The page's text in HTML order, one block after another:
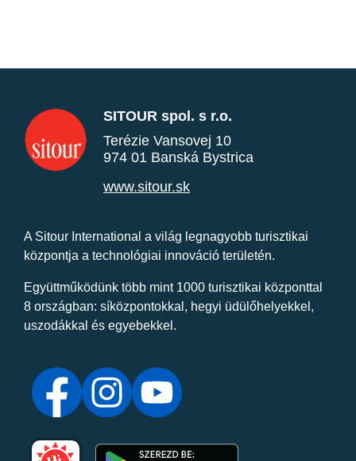
SITOUR spol. s r.o.
Terézie Vansovej 10
974 01 Banská Bystrica
www.sitour.sk
A Sitour International a világ legnagyobb turisztikai
központja a technológiai innováció területén.
Együttműködünk több mint 1000 turisztikai központtal
8 országban: síközpontokkal, hegyi üdülőhelyekkel,
uszodákkal és egyebekkel.